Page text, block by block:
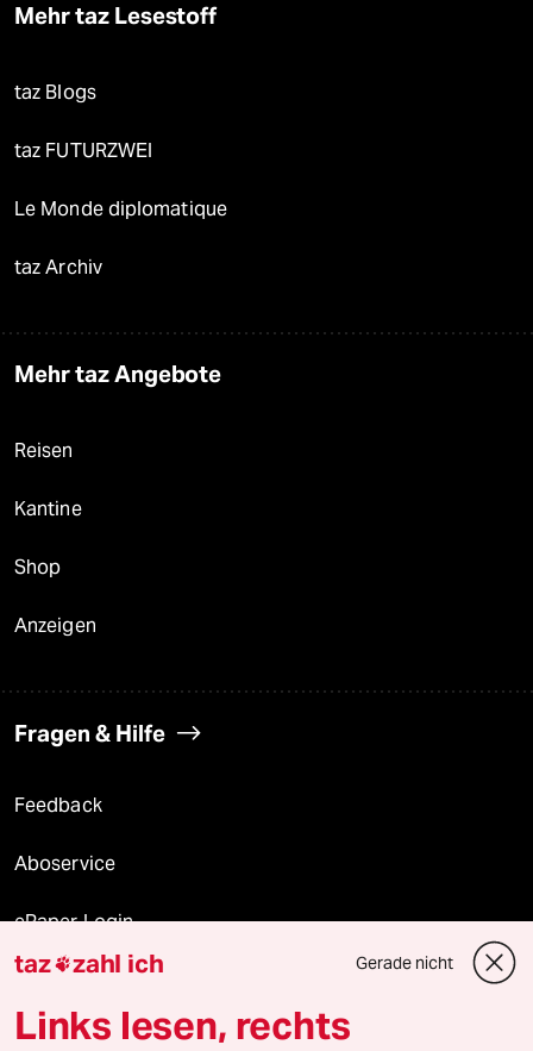
Mehr taz Lesestoff
taz Blogs
taz FUTURZWEI
Le Monde diplomatique
taz Archiv
Mehr taz Angebote
Reisen
Kantine
Shop
Anzeigen
Fragen & Hilfe
Feedback
Aboservice
ePaper Login
Downloads für Abonnierende
taz zahl ich Gerade nicht
Links lesen, rechts